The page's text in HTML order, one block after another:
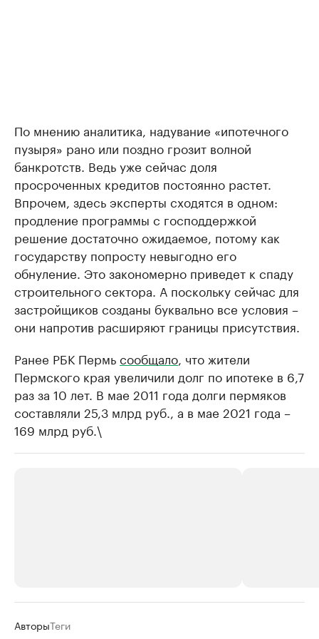
По мнению аналитика, надувание «ипотечного
пузыря» рано или поздно грозит волной
банкротств. Ведь уже сейчас доля
просроченных кредитов постоянно растет.
Впрочем, здесь эксперты сходятся в одном:
продление программы с господдержкой
решение достаточно ожидаемое, потому как
государству попросту невыгодно его
обнуление. Это закономерно приведет к спаду
строительного сектора. А поскольку сейчас для
застройщиков созданы буквально все условия –
они напротив расширяют границы присутствия.
Ранее РБК Пермьсообщало , что жители
Пермского края увеличили долг по ипотеке в 6,7
раз за 10 лет. В мае 2011 года долги пермяков
составляли 25,3 млрд руб., а в мае 2021 года –
169 млрд руб.\
АвторыТеги